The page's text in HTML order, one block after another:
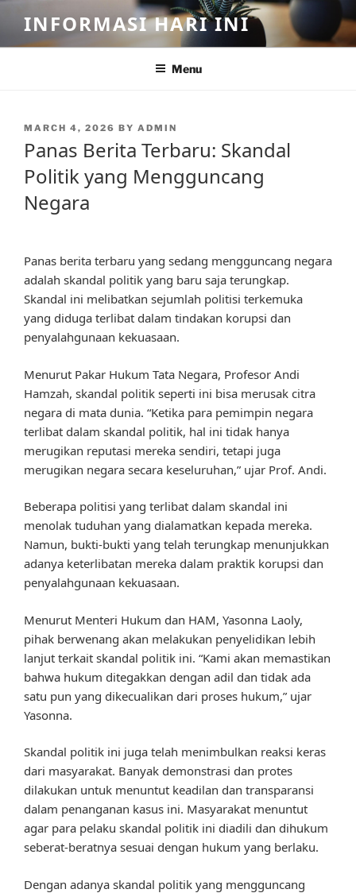
content
INFORMASI HARI INI
Menu
POSTED
MARCH 4, 2026 BY ADMIN
Panas Berita Terbaru: Skandal
Politik yang Mengguncang
Negara
Panas berita terbaru yang sedang mengguncang negara
adalah skandal politik yang baru saja terungkap.
Skandal ini melibatkan sejumlah politisi terkemuka
yang diduga terlibat dalam tindakan korupsi dan
penyalahgunaan kekuasaan.
Menurut Pakar Hukum Tata Negara, Profesor Andi
Hamzah, skandal politik seperti ini bisa merusak citra
negara di mata dunia. “Ketika para pemimpin negara
terlibat dalam skandal politik, hal ini tidak hanya
merugikan reputasi mereka sendiri, tetapi juga
merugikan negara secara keseluruhan,” ujar Prof. Andi.
Beberapa politisi yang terlibat dalam skandal ini
menolak tuduhan yang dialamatkan kepada mereka.
Namun, bukti-bukti yang telah terungkap menunjukkan
adanya keterlibatan mereka dalam praktik korupsi dan
penyalahgunaan kekuasaan.
Menurut Menteri Hukum dan HAM, Yasonna Laoly,
pihak berwenang akan melakukan penyelidikan lebih
lanjut terkait skandal politik ini. “Kami akan memastikan
bahwa hukum ditegakkan dengan adil dan tidak ada
satu pun yang dikecualikan dari proses hukum,” ujar
Yasonna.
Skandal politik ini juga telah menimbulkan reaksi keras
dari masyarakat. Banyak demonstrasi dan protes
dilakukan untuk menuntut keadilan dan transparansi
dalam penanganan kasus ini. Masyarakat menuntut
agar para pelaku skandal politik ini diadili dan dihukum
seberat-beratnya sesuai dengan hukum yang berlaku.
Dengan adanya skandal politik yang mengguncang